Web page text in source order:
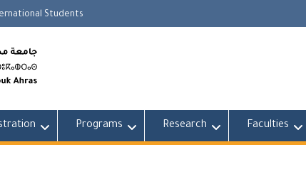
Students
Programs Research Faculties